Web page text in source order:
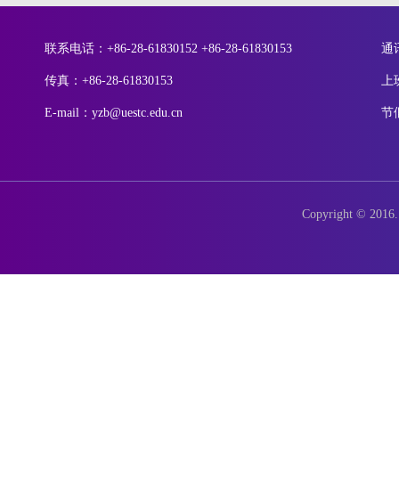
联系电话：+86-28-61830152 +86-28-61830153
传真：+86-28-61830153
E-mail：yzb@uestc.edu.cn
通
上
节
Copyright © 2016.